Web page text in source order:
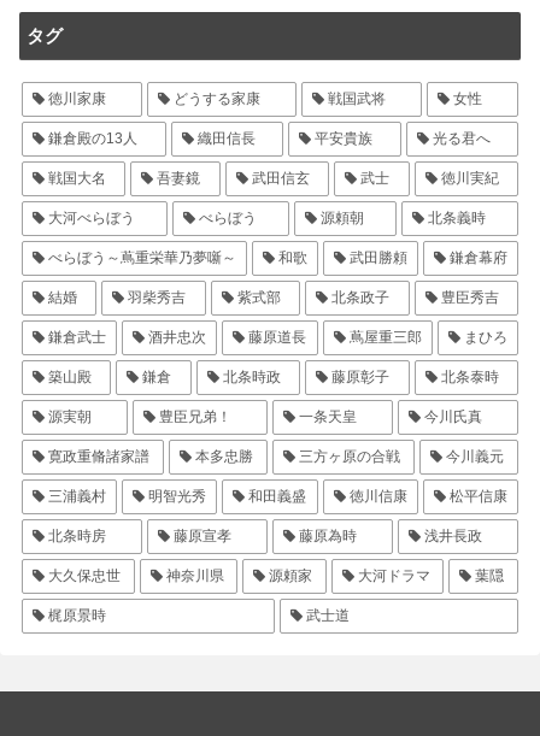
タグ
徳川家康 どうする家康 戦国武将 女性
鎌倉殿の13人 織田信長 平安貴族 光る君へ
戦国大名 吾妻鏡 武田信玄 武士 徳川実紀
大河べらぼう べらぼう 源頼朝 北条義時
べらぼう～蔦重栄華乃夢噺～ 和歌 武田勝頼 鎌倉幕府
結婚 羽柴秀吉 紫式部 北条政子 豊臣秀吉
鎌倉武士 酒井忠次 藤原道長 蔦屋重三郎 まひろ
築山殿 鎌倉 北条時政 藤原彰子 北条泰時
源実朝 豊臣兄弟！ 一条天皇 今川氏真
寛政重脩諸家譜 本多忠勝 三方ヶ原の合戦 今川義元
三浦義村 明智光秀 和田義盛 徳川信康 松平信康
北条時房 藤原宣孝 藤原為時 浅井長政
大久保忠世 神奈川県 源頼家 大河ドラマ 葉隠
梶原景時 武士道